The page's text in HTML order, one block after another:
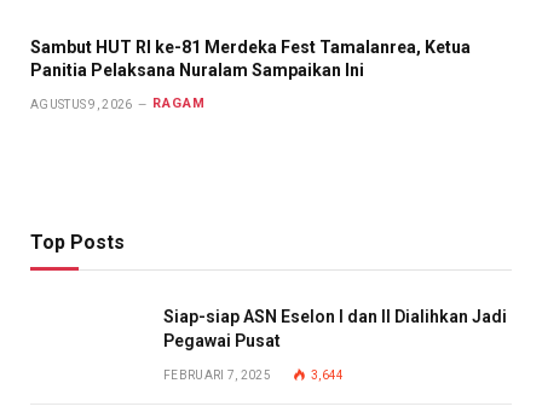
Sambut HUT RI ke-81 Merdeka Fest Tamalanrea, Ketua
Panitia Pelaksana Nuralam Sampaikan Ini
AGUSTUS 9, 2026 RAGAM
Top Posts
Siap-siap ASN Eselon I dan II Dialihkan Jadi
Pegawai Pusat
FEBRUARI 7, 2025 3,644